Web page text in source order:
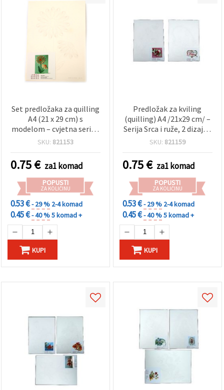
Set predložaka za quilling
A4 (21 x 29 cm) s
modelom – cvjetna serija,
2 vrste (asortirano) – 1
SKU: 821153
0.75€ za1 komad
POPUSTI
ZA KOLIČINU
0.53 €- 29 % 2-4 komad
0.45 €- 40 %5 komad +
KUPI
Predložak za kviling
(quilling) A4 /21x29 cm/ –
Serija Srca i ruže, 2 dizajna
– 1 kom
SKU: 821159
0.75€ za1 komad
POPUSTI
ZA KOLIČINU
0.53 €- 29 % 2-4 komad
0.45 €- 40 %5 komad +
KUPI